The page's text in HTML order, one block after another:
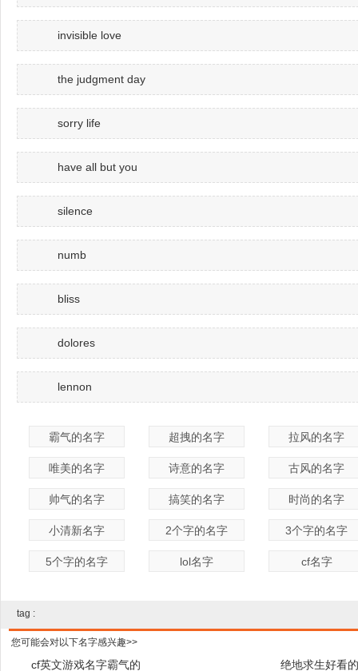
invisible love
the judgment day
sorry life
have all but you
silence
numb
bliss
dolores
lennon
霸气的名字 超拽的名字 拉风的名字
唯美的名字 诗意的名字 古风的名字
帅气的名字 搞笑的名字 时尚的名字
小清新名字 2个字的名字 3个字的名字
5个字的名字 lol名字 cf名字
tag :
您可能会对以下名字感兴趣>>
cf英文游戏名字霸气的 绝地求生好看